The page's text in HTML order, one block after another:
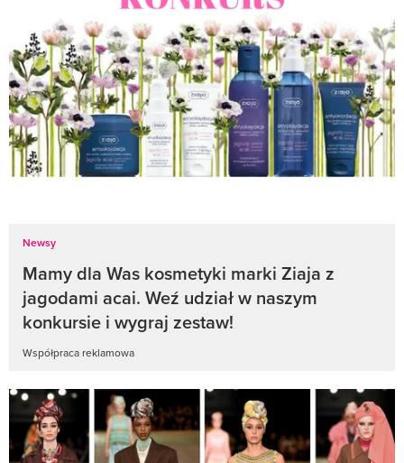
Newsy
Mamy dla Was kosmetyki marki Ziaja z
jagodami acai. Weź udział w naszym
konkursie i wygraj zestaw!
Współpraca reklamowa